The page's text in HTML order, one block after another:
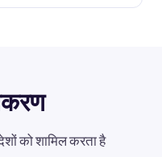
को शामिल करता है